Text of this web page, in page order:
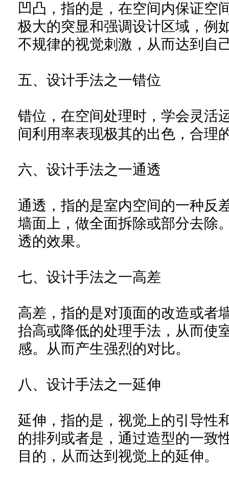
凹凸，指的是，在空间内保证空
极大的突显和强调设计区域，例
不规律的视觉刺激，从而达到自
五、设计手法之一错位
错位，在空间处理时，学会灵活
间利用率表现极其的出色，合理
六、设计手法之一通透
通透，指的是室内空间的一种反
墙面上，做全面拆除或部分去除
透的效果。
七、设计手法之一高差
高差，指的是对顶面的改造或者
抬高或降低的处理手法，从而使
感。从而产生强烈的对比。
八、设计手法之一延伸
延伸，指的是，视觉上的引导性
的排列或者是，通过造型的一致
目的，从而达到视觉上的延伸。